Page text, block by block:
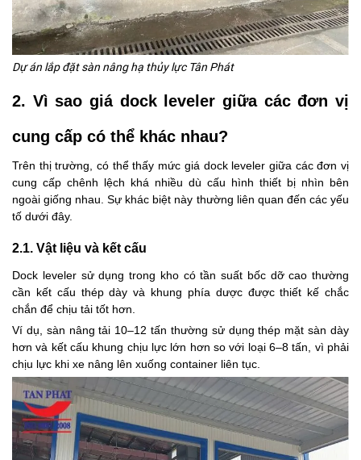
Dự án lắp đặt sàn nâng hạ thủy lực Tân Phát
2. Vì sao giá dock leveler giữa các đơn vị
cung cấp có thể khác nhau?
Trên thị trường, có thể thấy mức giá dock leveler giữa các đơn vị
cung cấp chênh lệch khá nhiều dù cấu hình thiết bị nhìn bên
ngoài giống nhau. Sự khác biệt này thường liên quan đến các yếu
tố dưới đây.
2.1. Vật liệu và kết cấu
Dock leveler sử dụng trong kho có tần suất bốc dỡ cao thường
cần kết cấu thép dày và khung phía dược được thiết kế chắc
chắn để chịu tải tốt hơn.
Ví dụ, sàn nâng tải 10–12 tấn thường sử dụng thép mặt sàn dày
hơn và kết cấu khung chịu lực lớn hơn so với loại 6–8 tấn, vì phải
chịu lực khi xe nâng lên xuống container liên tục.